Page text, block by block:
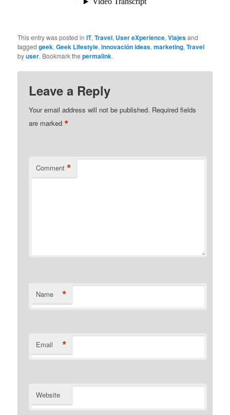
This entry was posted inIT,Travel, User eXperience,Viajesand
taggedgeek,Geek Lifestyle,innovación ideas,marketing,Travel
byuser. Bookmark thepermalink.
Leave a Reply
Your email address will not be published. Required fields
are marked*
Comment *
Name *
Email *
Website